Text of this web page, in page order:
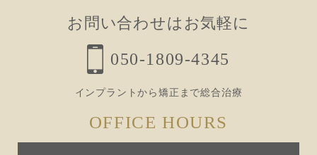
お問い合わせはお気軽に
050-1809-4345
インプラントから矯正まで総合治療
OFFICE HOURS